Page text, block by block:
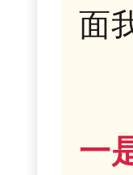
面
一